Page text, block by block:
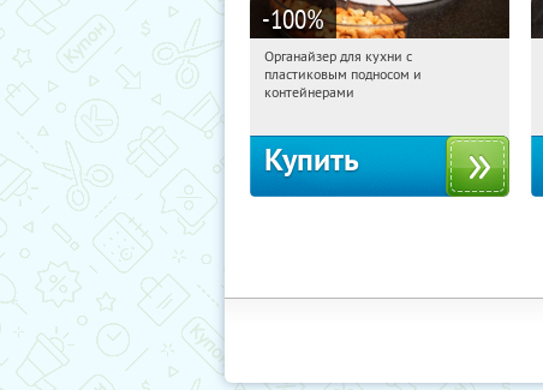
-100%
12:49:47 Получили:
Россия
Органайзер для кухни с
пластиковым подносом и
контейнерами
Купить